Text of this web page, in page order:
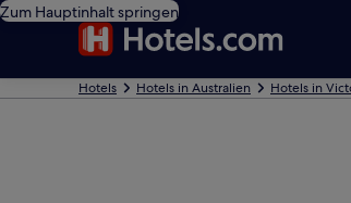
Zum Hauptinhalt springen
Hotels Hotels in Australien Hotels in